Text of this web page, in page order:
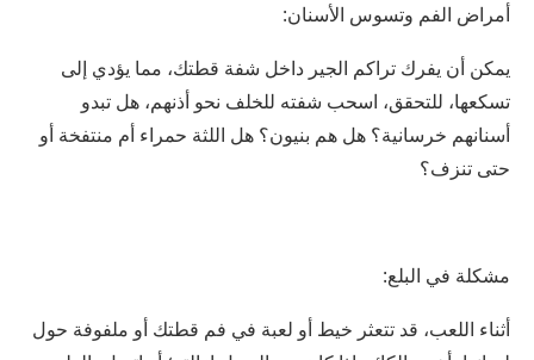
أمراض الفم وتسوس الأسنان:
يمكن أن يفرك تراكم الجير داخل شفة قطتك، مما يؤدي إلى
تسكعها، للتحقق، اسحب شفته للخلف نحو أذنهم، هل تبدو
أسنانهم خرسانية؟ هل هم بنيون؟ هل اللثة حمراء أم منتفخة أو
حتى تنزف؟
مشكلة في البلع:
أثناء اللعب، قد تتعثر خيط أو لعبة في فم قطتك أو ملفوفة حول